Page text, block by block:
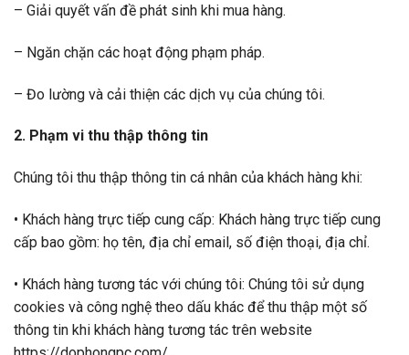
– Giải quyết vấn đề phát sinh khi mua hàng.
– Ngăn chặn các hoạt động phạm pháp.
– Đo lường và cải thiện các dịch vụ của chúng tôi.
2. Phạm vi thu thập thông tin
Chúng tôi thu thập thông tin cá nhân của khách hàng khi:
• Khách hàng trực tiếp cung cấp: Khách hàng trực tiếp cung
cấp bao gồm: họ tên, địa chỉ email, số điện thoại, địa chỉ.
• Khách hàng tương tác với chúng tôi: Chúng tôi sử dụng
cookies và công nghệ theo dấu khác để thu thập một số
thông tin khi khách hàng tương tác trên website